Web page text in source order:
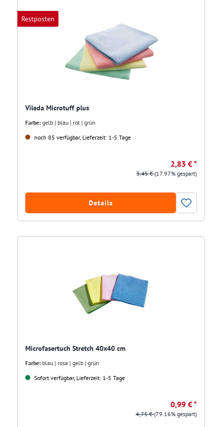
Restposten
Vileda Microtuff plus
Farbe: gelb | blau | rot | grün
noch 85 verfügbar, Lieferzeit: 1-5 Tage
2,83 € *
3,45 €(17.97% gespart)
Details
Microfasertuch Stretch 40x40 cm
Farbe: blau | rosa | gelb | grün
Sofort verfügbar, Lieferzeit: 1-5 Tage
0,99 € *
4,75 €(79.16% gespart)